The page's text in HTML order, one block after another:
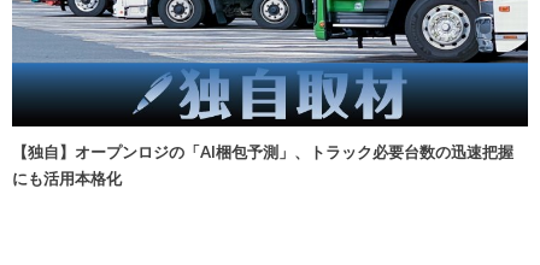
【独自】オープンロジの「AI梱包予測」、トラック必要台数の迅速把握
にも活用本格化